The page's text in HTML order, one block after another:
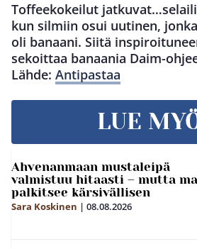
Toffeekokeilut
kun silmiin osui uutinen,
oli banaani. Siitä
sekoittaa banaania Daim-
Lähde: Antipastaa
LUE
Ahvenanmaan mustaleipä
valmistuu hitaasti – mutta
palkitsee kärsivällisen
Sara Koskinen | 08.08.2026